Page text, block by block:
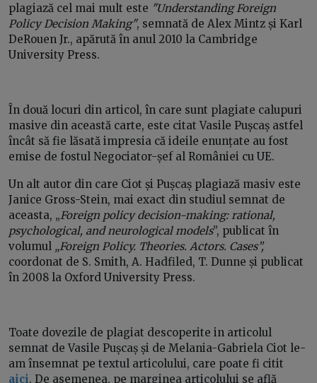
plagiază cel mai mult este "Understanding Foreign
Policy Decision Making", semnată de Alex Mintz și Karl
DeRouen Jr., apărută în anul 2010 la Cambridge
University Press.
În două locuri din articol, în care sunt plagiate calupuri
masive din această carte, este citat Vasile Pușcaș astfel
încât să fie lăsată impresia că ideile enunțate au fost
emise de fostul Negociator-șef al României cu UE.
Un alt autor din care Ciot și Pușcaș plagiază masiv este
Janice Gross-Stein, mai exact din studiul semnat de
aceasta, „Foreign policy decision-making: rational,
psychological, and neurological models”, publicat în
volumul „Foreign Policy. Theories. Actors. Cases”,
coordonat de S. Smith, A. Hadfiled, T. Dunne și publicat
în 2008 la Oxford University Press.
Toate dovezile de plagiat descoperite in articolul
semnat de Vasile Pușcaș și de Melania-Gabriela Ciot le-
am însemnat pe textul articolului, care poate fi citit
aici. De asemenea, pe marginea articolului se află